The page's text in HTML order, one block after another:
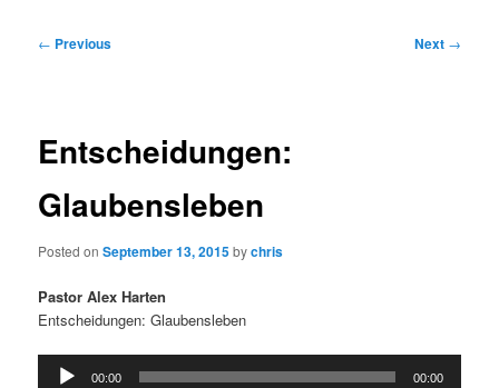
Post
← Previous Next →
Entscheidungen:
Glaubensleben
Posted onSeptember 13, 2015bychris
Pastor Alex Harten
Entscheidungen: Glaubensleben
Audio
00:00 00:00